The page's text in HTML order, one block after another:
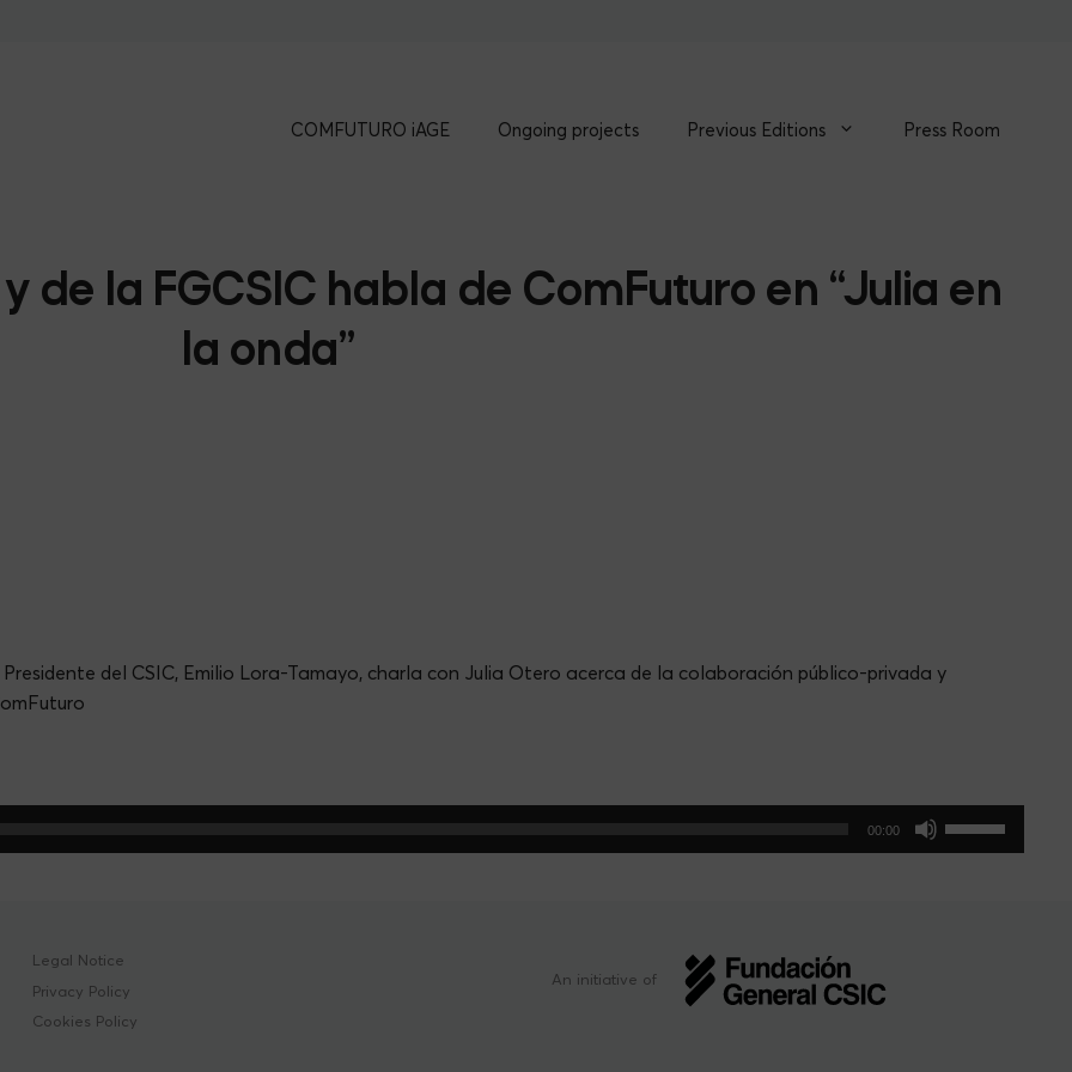
COMFUTURO iAGE Ongoing projects Previous Editions Press Room
de la FGCSIC habla de ComFuturo en “Julia en
la onda”
Presidente del CSIC, Emilio Lora-Tamayo, charla con Julia Otero acerca de la colaboración público-privada y
00:00
Use
Up/Down
Legal Notice
Privacy Policy
Cookies Policy
An initiative of